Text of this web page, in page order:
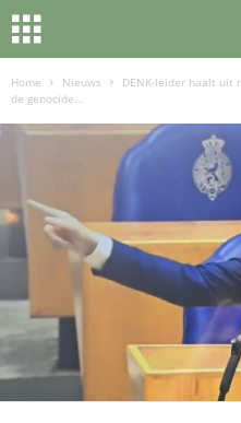
Home Nieuws
DENK-leider haalt uit
de genocide...